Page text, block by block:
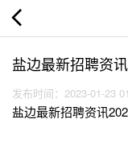
盐边最新招聘资
发布时间：2023-01-23
盐边最新招聘资讯